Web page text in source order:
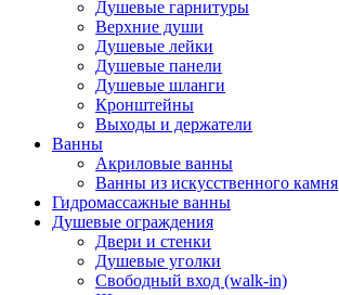
Душевые гарнитуры
Верхние души
Душевые лейки
Душевые панели
Душевые шланги
Кронштейны
Выходы и держатели
Ванны
Акриловые ванны
Ванны из искусственного камня
Гидромассажные ванны
Душевые ограждения
Двери и стенки
Душевые уголки
Свободный вход (walk-in)